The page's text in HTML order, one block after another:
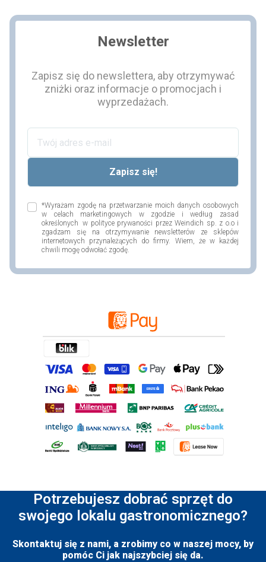
Newsletter
Zapisz się do newslettera, aby otrzymywać
zniżki oraz informacje o promocjach i
wyprzedażach.
*Wyrażam zgodę na przetwarzanie moich danych osobowych
w celach marketingowych w zgodzie i według zasad
określonych w polityce prywaności przez Weindich sp. z o.o i
zgadzam się na otrzymywanie newsletterów ze sklepów
internetowych przynależących do firmy. Wiem, że w każdej
chwili mogę odwołać zgodę.
Potrzebujesz dobrać sprzęt do
swojego lokalu gastronomicznego?
Skontaktuj się z nami, a zrobimy co w naszej mocy, by
pomóc Ci jak najszybciej się da.